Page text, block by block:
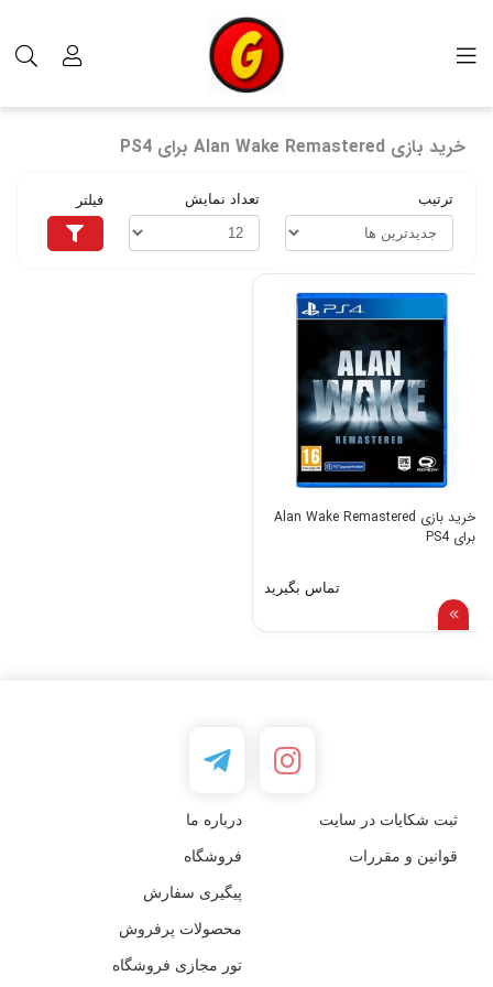
خرید بازی Alan Wake Remastered برای PS4
ترتیب تعداد نمایش فیلتر
خرید بازی Alan Wake Remastered
برای PS4
تماس بگیرید
ثبت شکایات در سایت درباره ما
قوانین و مقررات فروشگاه
پیگیری سفارش
محصولات پرفروش
تور مجازی فروشگاه